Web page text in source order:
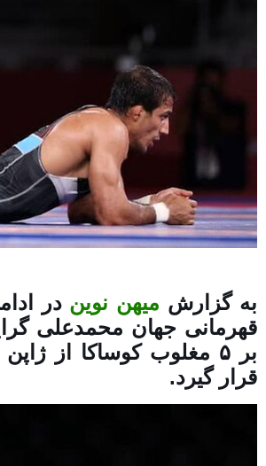
به گزارش میهن نوین در
بر ۵ مغلوب کوساکا از
قرار گیرد.